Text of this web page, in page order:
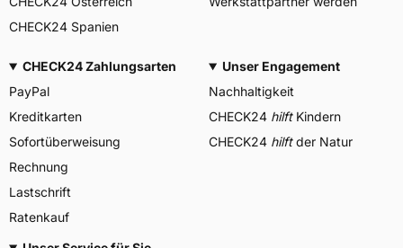
CHECK24 Spanien
CHECK24 Zahlungsarten
PayPal
Kreditkarten
Sofortüberweisung
Rechnung
Lastschrift
Ratenkauf
Unser Engagement
Nachhaltigkeit
CHECK24 hilftKindern
CHECK24 hilftder Natur